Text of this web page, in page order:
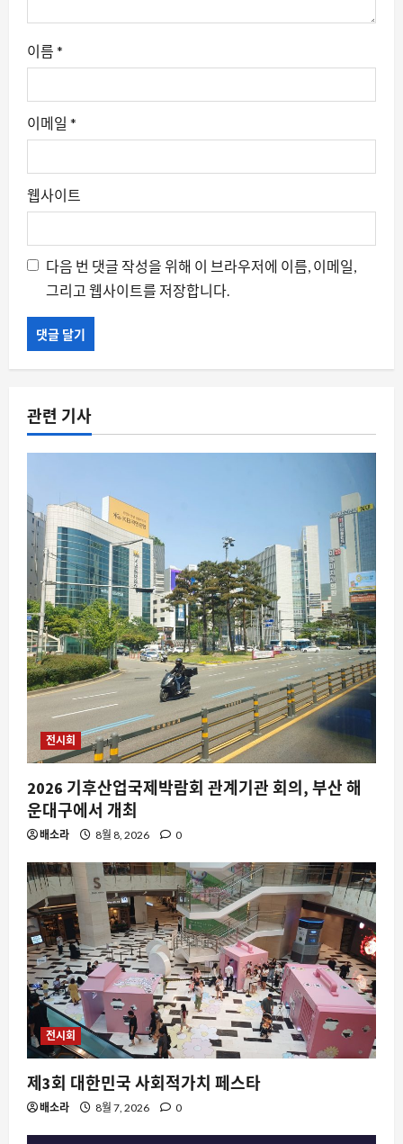
이름 *
이메일 *
웹사이트
다음 번 댓글 작성을 위해 이 브라우저에 이름, 이메일,
그리고 웹사이트를 저장합니다.
관련 기사
전시회
2026 기후산업국제박람회 관계기관 회의, 부산 해
운대구에서 개최
배소라 8월 8, 2026 0
전시회
제3회 대한민국 사회적가치 페스타
배소라 8월 7, 2026 0
2
자동차
마쓰다 나바호의 진실: 일본 차가 아닌 켄
터키에서 만든 포드 익스플로러
8월 10, 2026 0
3
요즘뜨는소식
계곡 정비보다 쉽다던 부동산 정상화, 민
심 폭발로 세제 손보기
한성자동차 스타 트레이닝 1차 수료, 왜